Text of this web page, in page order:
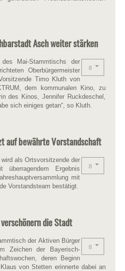
Asch weiter stärken
Mai-Stammtischs der
Oberbürgermeister
Timo Kluth von
dem kommunalen Kino, zu
des Kinos, Jennifer Ruckdeschel,
sich einiges getan“, so Kluth.
auf bewährte Vorstandschaft
als Ortsvorsitzende der
Ergebnis
mit
Vorstandsteam bestätigt.
die Stadt
der Aktiven Bürger
Zeichen der Bayerisch-
deren Beginn
von Stetten erinnerte dabei an